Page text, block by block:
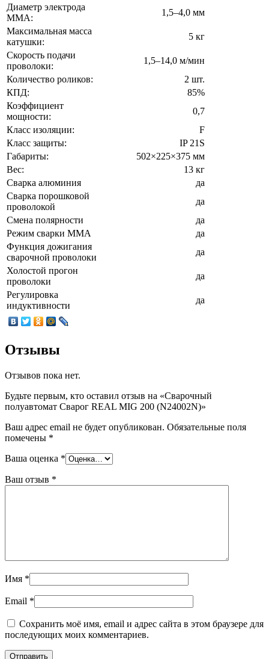
Диаметр электрода
MMA:
1,5–4,0 мм
Максимальная масса
катушки:
5 кг
Скорость подачи
проволоки:
1,5–14,0 м/мин
Количество роликов:
2 шт.
КПД:
85%
Коэффициент
мощности:
0,7
Класс изоляции:
F
Класс защиты:
IP 21S
Габариты:
502×225×375 мм
Вес:
13 кг
Сварка алюминия
да
Сварка порошковой
проволокой
да
Смена полярности
да
Режим сварки ММА
да
Функция дожигания
сварочной проволоки
да
Холостой прогон
проволоки
да
Регулировка
индуктивности
да
Отзывы
Отзывов пока нет.
Будьте первым, кто оставил отзыв на «Сварочный
полуавтомат Сварог REAL MIG 200 (N24002N)»
Ваш адрес email не будет опубликован. Обязательные поля
помечены *
Ваша оценка *
Ваш отзыв *
Имя *
Email *
Сохранить моё имя, email и адрес сайта в этом браузере для
последующих моих комментариев.